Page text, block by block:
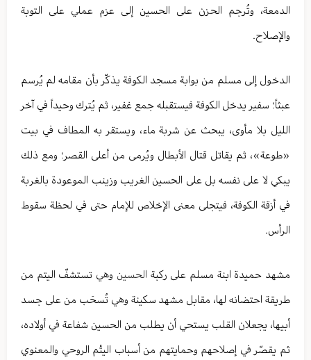
الدمعة، وتُرجم الحزن على الحسين إلى عزم عملي على التوبة
والإصلاح.
الدخول إلى مسلم من بوابة مسجد الكوفة يذكّر بأن مقامه لم يُرسم
عبثاً؛ سفير يدخل الكوفة فيستقبله جمع غفير، ثم يُترك وحيداً في آخر
الليل بلا مأوى، يبحث عن شربة ماء، ويستقر به المطاف في بيت
«طوعة»، ثم يقاتل قتال الأبطال ويُرمى من أعلى القصر؛ ومع ذلك
يبكي لا على نفسه بل على الحسين الغريب وزينب الموعودة بالغربة
في أزقة الكوفة، فيتجلى معنى الإخلاص للإمام حتى في لحظة سقوط
الرأس.
مشهد حميدة ابنة مسلم على ركبة الحسين وهي تستشفّ اليتم من
طريقة احتضانه لها، مقابل مشهد سكينة وهي تُسحَب من على جسد
أبيها، يجعلان القلب يستحي أن يطلب من الحسين شفاعة في أولاده،
ثم يقصّر في إصلاحهم وحمايتهم من أسباب اليتْم الروحي والمعنوي